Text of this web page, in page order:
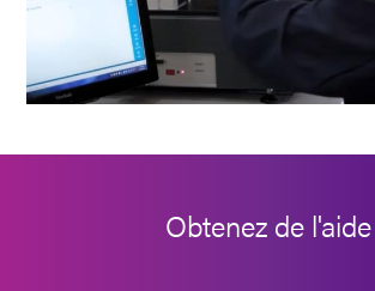
Obtenez de l'aide